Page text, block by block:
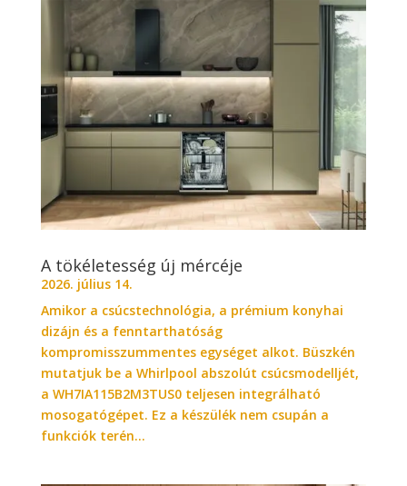
A tökéletesség új mércéje
2026. július 14.
Amikor a csúcstechnológia, a prémium konyhai
dizájn és a fenntarthatóság
kompromisszummentes egységet alkot. Büszkén
mutatjuk be a Whirlpool abszolút csúcsmodelljét,
a WH7IA115B2M3TUS0 teljesen integrálható
mosogatógépet. Ez a készülék nem csupán a
funkciók terén...